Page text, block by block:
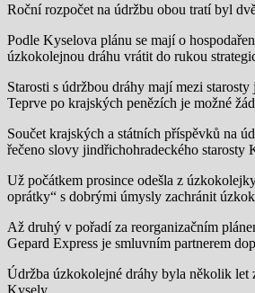
Roční rozpočet na údržbu obou tratí byl
Podle Kyselova plánu se mají o
úzkokolejnou dráhu vrátit do rukou
Starosti s údržbou dráhy mají mezi
Teprve po krajských penězích je možné
Součet krajských a státních příspěvků na
řečeno slovy jindřichohradeckého starosty
Už počátkem prosince odešla z
oprátky“ s dobrými úmysly zachránit
Až druhý v pořadí za reorganizačním
Gepard Express je smluvním partnerem
Údržba úzkokolejné dráhy byla několik let
Kysely.